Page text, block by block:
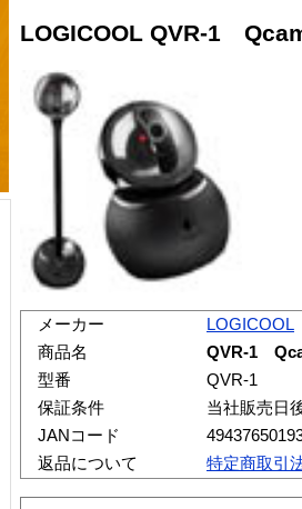
LOGICOOL QVR-1
メーカー
LOGICOOL
商品名
QVR-1
型番
QVR-1
保証条件
当社販売日
JANコード
返品について
特定商取引